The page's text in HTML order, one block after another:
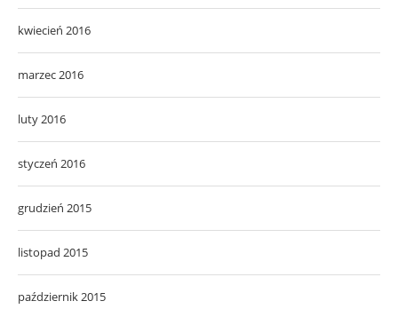
kwiecień 2016
marzec 2016
luty 2016
styczeń 2016
grudzień 2015
listopad 2015
październik 2015